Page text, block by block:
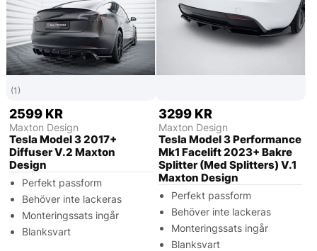
(1)
2599 KR
Maxton Design
Tesla Model 3 2017+
Diffuser V.2 Maxton
Design
Perfekt passform
Behöver inte lackeras
Monteringssats ingår
Blanksvart
3299 KR
Maxton Design
Tesla Model 3 Performance
Mk1 Facelift 2023+ Bakre
Splitter (Med Splitters) V.1
Maxton Design
Perfekt passform
Behöver inte lackeras
Monteringssats ingår
Blanksvart